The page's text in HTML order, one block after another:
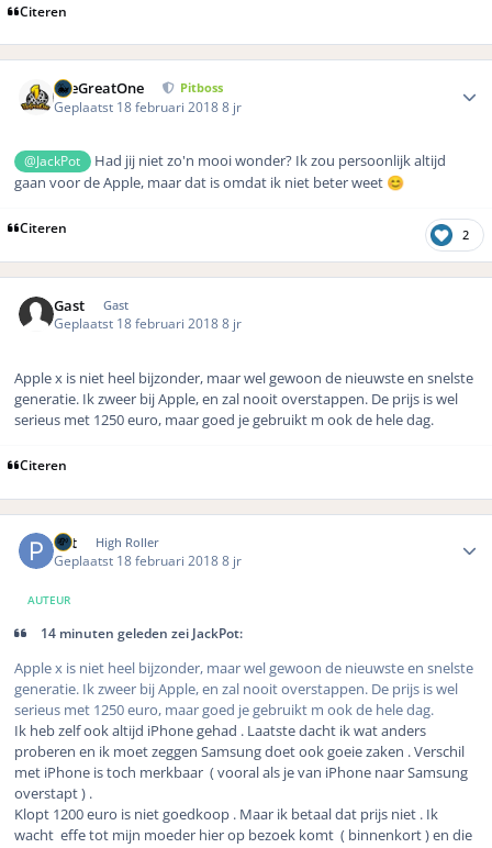
Citeren
TheGreatOne Pitboss
Geplaatst 18 februari 20188 jr
@JackPot
Had jij niet zo'n mooi wonder? Ik zou persoonlijk altijd
gaan voor de Apple, maar dat is omdat ik niet beter weet 😊
Citeren 2
Gast Gast
Geplaatst 18 februari 20188 jr
Apple x is niet heel bijzonder, maar wel gewoon de nieuwste en snelste
generatie. Ik zweer bij Apple, en zal nooit overstappen. De prijs is wel
serieus met 1250 euro, maar goed je gebruikt m ook de hele dag.
Citeren
Pat High Roller
Geplaatst 18 februari 20188 jr
AUTEUR
14 minuten geleden zei JackPot:
Apple x is niet heel bijzonder, maar wel gewoon de nieuwste en snelste
generatie. Ik zweer bij Apple, en zal nooit overstappen. De prijs is wel
serieus met 1250 euro, maar goed je gebruikt m ook de hele dag.
Ik heb zelf ook altijd iPhone gehad . Laatste dacht ik wat anders
proberen en ik moet zeggen Samsung doet ook goeie zaken . Verschil
met iPhone is toch merkbaar ( vooral als je van iPhone naar Samsung
overstapt ) .
Klopt 1200 euro is niet goedkoop . Maar ik betaal dat prijs niet . Ik
wacht effe tot mijn moeder hier op bezoek komt ( binnenkort ) en die